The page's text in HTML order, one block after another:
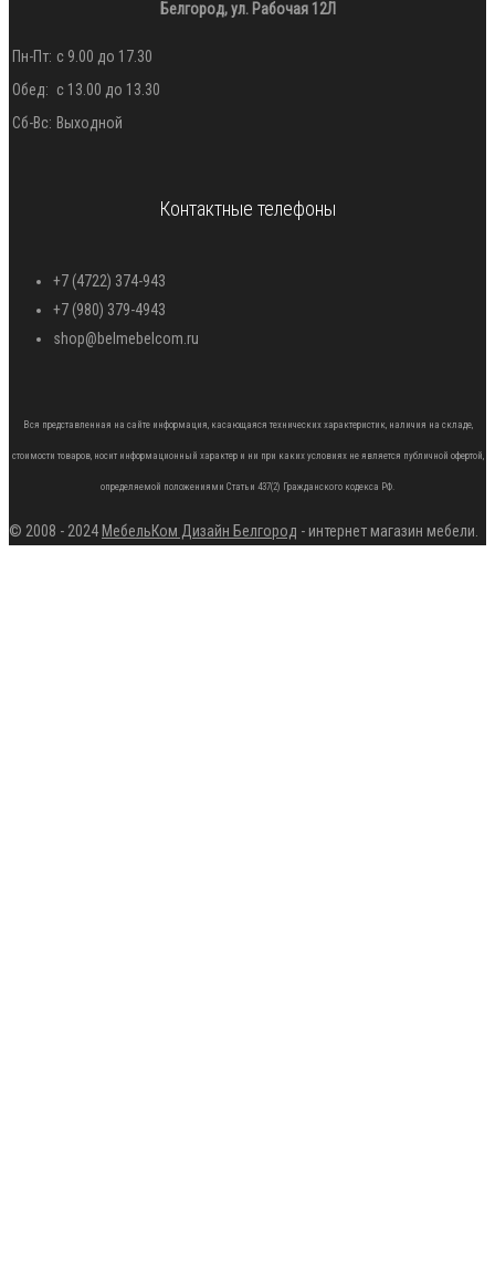
Белгород, ул. Рабочая 12Л
Пн-Пт: с 9.00 до 17.30
Обед: с 13.00 до 13.30
Сб-Вс: Выходной
Контактные телефоны
+7 (4722) 374-943
+7 (980) 379-4943
shop@belmebelcom.ru
Вся представленная на сайте информация, касающаяся технических характеристик, наличия на складе,
стоимости товаров, носит информационный характер и ни при каких условиях не является публичной офертой,
определяемой положениями Статьи 437(2) Гражданского кодекса РФ.
© 2008 - 2024 МебельКом Дизайн Белгород - интернет магазин мебели.